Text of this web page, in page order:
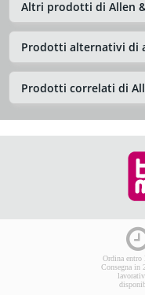
Altri prodotti di Allen
Prodotti alternativi di
Prodotti correlati di
Ordina entro
Consegna in